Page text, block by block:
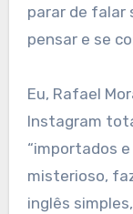
parar de falar
pensar e se
Eu, Rafael
Instagram
“importados
misterioso,
inglês